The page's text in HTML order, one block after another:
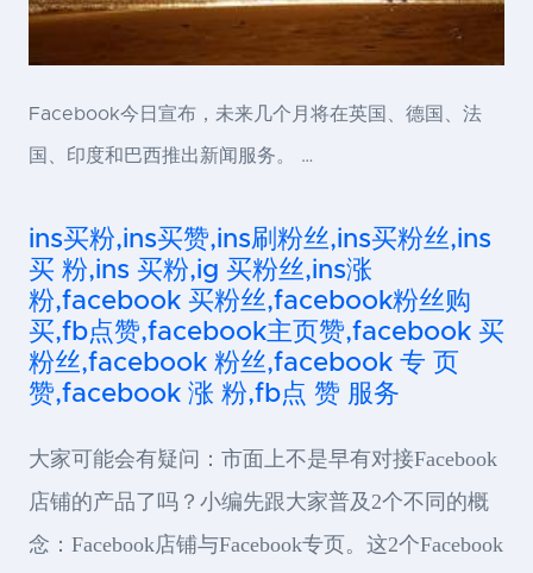
Facebook今日宣布，未来几个月将在英国、德国、法
国、印度和巴西推出新闻服务。 …
ins买粉,ins买赞,ins刷粉丝,ins买粉丝,ins
买 粉,ins 买粉,ig 买粉丝,ins涨
粉,facebook 买粉丝,facebook粉丝购
买,fb点赞,facebook主页赞,facebook 买
粉丝,facebook 粉丝,facebook 专 页
赞,facebook 涨 粉,fb点 赞 服务
大家可能会有疑问：市面上不是早有对接Facebook
店铺的产品了吗？小编先跟大家普及2个不同的概
念：Facebook店铺与Facebook专页。这2个Facebook